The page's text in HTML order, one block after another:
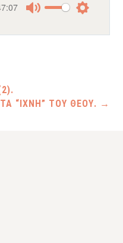
ΤΑ “ΙΧΝΗ” ΤΟΥ ΘΕΟΥ. →